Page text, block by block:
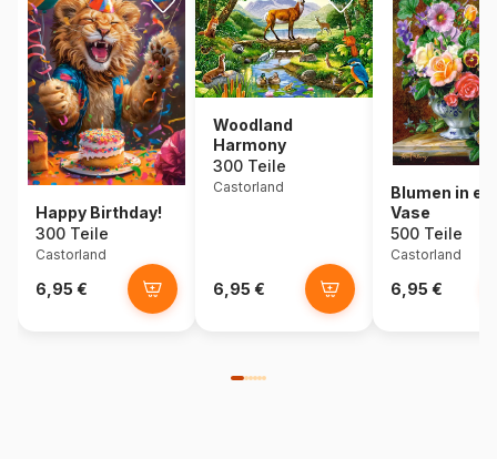
Happy Birthday!
300 Teile
Castorland
6,95 €
Woodland
Harmony
300 Teile
Castorland
6,95 €
Blumen in
Vase
500 Teile
Castorland
6,95 €